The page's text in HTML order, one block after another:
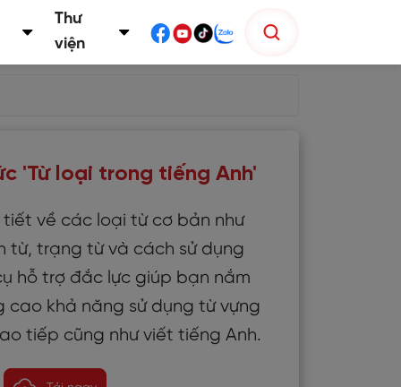
Thư
viện
'Từ loại trong tiếng Anh'
tiết về các loại từ cơ bản như
từ, trạng từ và cách sử dụng
hỗ trợ đắc lực giúp bạn nắm
cao khả năng sử dụng từ vựng
tiếp cũng như viết tiếng Anh.